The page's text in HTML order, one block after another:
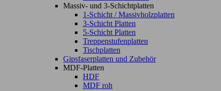
Massiv- und 3-Schichtplatten
1-Schicht / Massivholzplatten
3-Schicht Platten
5-Schicht Platten
Treppenstufenplatten
Tischplatten
Gipsfaserplatten und Zubehör
MDF-Platten
HDF
MDF roh